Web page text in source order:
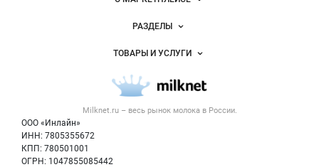
Milknet.ru – весь рынок молокав России.
ООО «Инлайн»
ИНН: 7805355672
КПП: 780501001
ОГРН: 1047855085442
Новости Milknet.ru
Размещение рекламы
Публичная оферта
Контактная информация
Политика обработки персональных данных
РАЗДЕЛЫ
Объявления
Новости рынка
ТОВАРЫ И УСЛУГИ
Молочная продукция
Вторичное сырье
Оборудование